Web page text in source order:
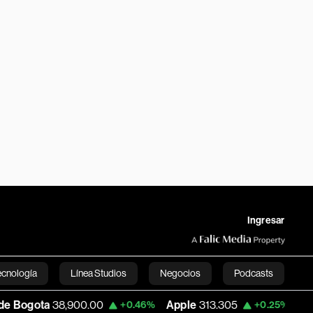
Ingresar
Línea Studios Negocios Podcasts
English
+0.46% Apple 313.305 +0.25% USD COP